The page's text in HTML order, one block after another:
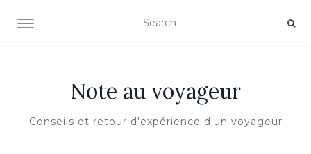
OUVRIR/FERMER LA NAVIGATION
Note au voyageur
Conseils et retour d'expérience d'un voyageur